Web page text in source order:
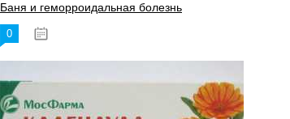
Баня и геморроидальная болезнь
0